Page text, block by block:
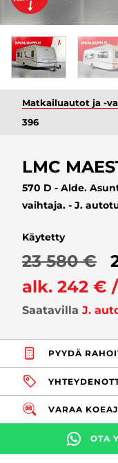
Matkailuautot ja -
396
LMC
570 D - Alde.
vaihtaja. - J.
Käytetty
23 580 €
alk. 242 €
Saatavilla J.
PYYDÄ
VARAA
OTA